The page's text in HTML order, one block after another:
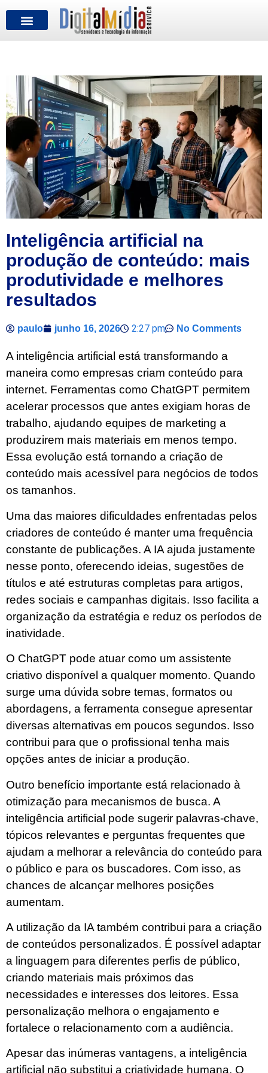
Inteligência artificial na
produção de conteúdo: mais
produtividade e melhores
resultados
paulo junho 16, 2026 2:27 pm No Comments
A inteligência artificial está transformando a
maneira como empresas criam conteúdo para
internet. Ferramentas como ChatGPT permitem
acelerar processos que antes exigiam horas de
trabalho, ajudando equipes de marketing a
produzirem mais materiais em menos tempo.
Essa evolução está tornando a criação de
conteúdo mais acessível para negócios de todos
os tamanhos.
Uma das maiores dificuldades enfrentadas pelos
criadores de conteúdo é manter uma frequência
constante de publicações. A IA ajuda justamente
nesse ponto, oferecendo ideias, sugestões de
títulos e até estruturas completas para artigos,
redes sociais e campanhas digitais. Isso facilita a
organização da estratégia e reduz os períodos de
inatividade.
O ChatGPT pode atuar como um assistente
criativo disponível a qualquer momento. Quando
surge uma dúvida sobre temas, formatos ou
abordagens, a ferramenta consegue apresentar
diversas alternativas em poucos segundos. Isso
contribui para que o profissional tenha mais
opções antes de iniciar a produção.
Outro benefício importante está relacionado à
otimização para mecanismos de busca. A
inteligência artificial pode sugerir palavras-chave,
tópicos relevantes e perguntas frequentes que
ajudam a melhorar a relevância do conteúdo para
o público e para os buscadores. Com isso, as
chances de alcançar melhores posições
aumentam.
A utilização da IA também contribui para a criação
de conteúdos personalizados. É possível adaptar
a linguagem para diferentes perfis de público,
criando materiais mais próximos das
necessidades e interesses dos leitores. Essa
personalização melhora o engajamento e
fortalece o relacionamento com a audiência.
Apesar das inúmeras vantagens, a inteligência
artificial não substitui a criatividade humana. O